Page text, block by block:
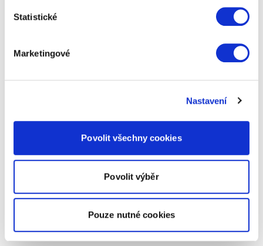
Statistické
Marketingové
Nastavení
Povolit všechny cookies
Povolit výběr
Pouze nutné cookies